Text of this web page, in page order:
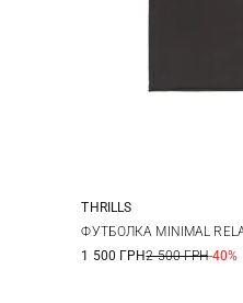
6 8
THRILLS
ФУТБОЛКА MINIMAL
1 500 ГРН2 500 ГРН-40%